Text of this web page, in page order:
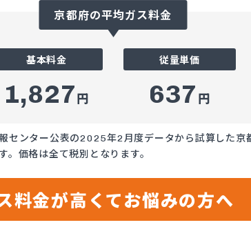
京都府の平均ガス料金
基本料金
1,827円
従量単価
637 円
センター公表の2025年2月度データから試算した京
。価格は全て税別となります。
料金が高くてお悩みの方へ